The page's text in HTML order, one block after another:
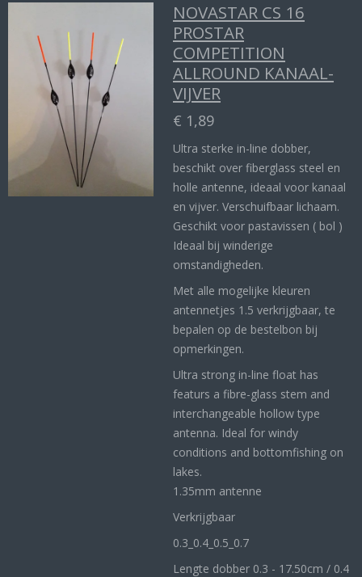
NOVASTAR CS 16
PROSTAR
COMPETITION
ALLROUND KANAAL-
VIJVER
€ 1,89
Ultra sterke in-line dobber,
beschikt over fiberglass steel en
holle antenne, ideaal voor kanaal
en vijver. Verschuifbaar lichaam.
Geschikt voor pastavissen ( bol )
Ideaal bij winderige
omstandigheden.
Met alle mogelijke kleuren
antennetjes 1.5 verkrijgbaar, te
bepalen op de bestelbon bij
opmerkingen.
Ultra strong in-line float has
featurs a fibre-glass stem and
interchangeable hollow type
antenna. Ideal for windy
conditions and bottomfishing on
lakes.
1.35mm antenne
Verkrijgbaar
0.3_ 0.4_ 0.5_0.7
Lengte dobber 0.3 - 17.50cm / 0.4